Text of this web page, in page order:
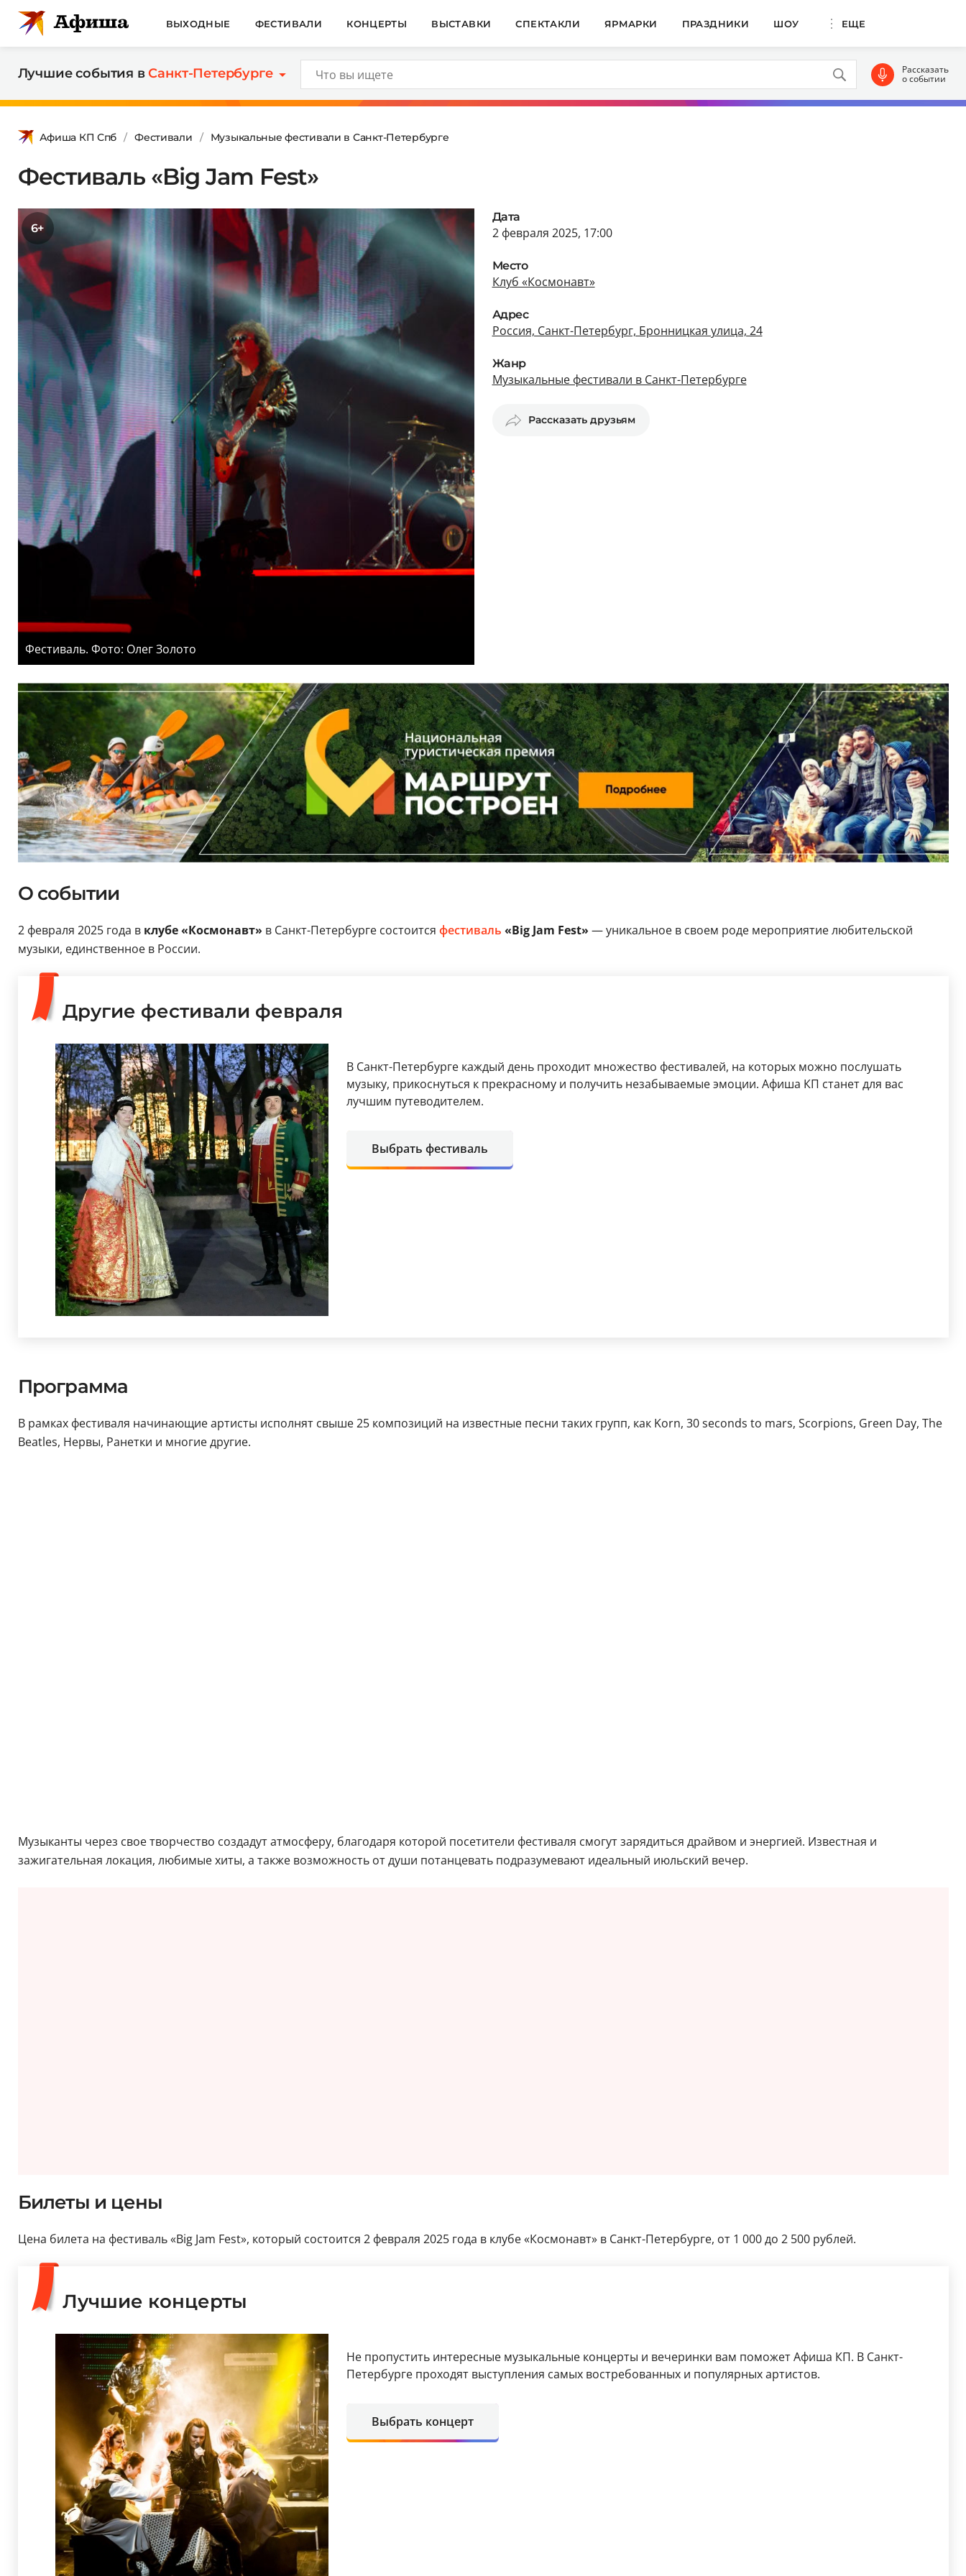
ВЫХОДНЫЕ ФЕСТИВАЛИ КОНЦЕРТЫ ВЫСТАВКИ СПЕКТАКЛИ ЯРМАРКИ ПРАЗДНИКИ ШОУ ЕЩЕ
Лучшие события вСанкт-Петербурге Рассказать
о событии
Афиша КП Спб Фестивали Музыкальные фестивали в Санкт-Петербурге
Фестиваль «Big Jam Fest»
6+
Фестиваль. Фото: Олег Золото
Дата
2 февраля 2025, 17:00
Место
Клуб «Космонавт»
Адрес
Россия, Санкт-Петербург, Бронницкая улица, 24
Жанр
Музыкальные фестивали в Санкт-Петербурге
Рассказать друзьям
О событии
2 февраля 2025 года в клубе «Космонавт» в Санкт-Петербурге состоится фестиваль «Big Jam Fest» — уникальное в своем роде мероприятие любительской
музыки, единственное в России.
Другие фестивали февраля
В Санкт-Петербурге каждый день проходит множество фестивалей, на которых можно послушать
музыку, прикоснуться к прекрасному и получить незабываемые эмоции. Афиша КП станет для вас
лучшим путеводителем.
Выбрать фестиваль
Программа
В рамках фестиваля начинающие артисты исполнят свыше 25 композиций на известные песни таких групп, как Korn, 30 seconds to mars, Scorpions, Green Day, The
Beatles, Нервы, Ранетки и многие другие.
Музыканты через свое творчество создадут атмосферу, благодаря которой посетители фестиваля смогут зарядиться драйвом и энергией. Известная и
зажигательная локация, любимые хиты, а также возможность от души потанцевать подразумевают идеальный июльский вечер.
Билеты и цены
Цена билета на фестиваль «Big Jam Fest», который состоится 2 февраля 2025 года в клубе «Космонавт» в Санкт-Петербурге, от 1 000 до 2 500 рублей.
Лучшие концерты
Не пропустить интересные музыкальные концерты и вечеринки вам поможет Афиша КП. В Санкт-
Петербурге проходят выступления самых востребованных и популярных артистов.
Выбрать концерт